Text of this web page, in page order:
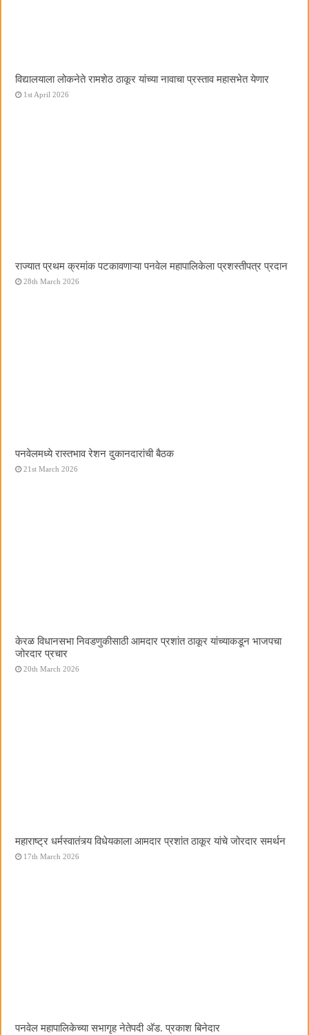
विद्यालयाला लोकनेते रामशेठ ठाकूर यांच्या नावाचा प्रस्ताव महासभेत येणार
1st April 2026
राज्यात प्रथम क्रमांक पटकावणाऱ्या पनवेल महापालिकेला प्रशस्तीपत्र प्रदान
28th March 2026
पनवेलमध्ये रास्तभाव रेशन दुकानदारांची बैठक
21st March 2026
केरळ विधानसभा निवडणुकीसाठी आमदार प्रशांत ठाकूर यांच्याकडून भाजपचा
जोरदार प्रचार
20th March 2026
महाराष्ट्र धर्मस्वातंत्र्य विधेयकाला आमदार प्रशांत ठाकूर यांचे जोरदार समर्थन
17th March 2026
पनवेल महापालिकेच्या सभागृह नेतेपदी अ‍ॅड. प्रकाश बिनेदार